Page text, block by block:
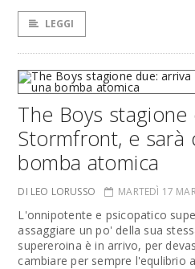
LEGGI
The Boys stagione
Stormfront, e sarà
bomba atomica
DI LEO LORUSSO MARTEDÌ 17
L'onnipotente e psicopatico
assaggiare un po' della sua
supereroina è in arrivo, per
cambiare per sempre l'equlibrio